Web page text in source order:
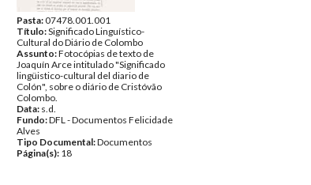
Pasta:07478.001.001
Título:Significado Linguístico-
Cultural do Diário de Colombo
Assunto:Fotocópias de texto de
Joaquín Arce intitulado "Significado
lingüistico-cultural del diario de
Colón", sobre o diário de Cristóvão
Colombo.
Data: s.d.
Fundo:DFL - Documentos Felicidade
Alves
Tipo Documental:Documentos
Página(s): 18